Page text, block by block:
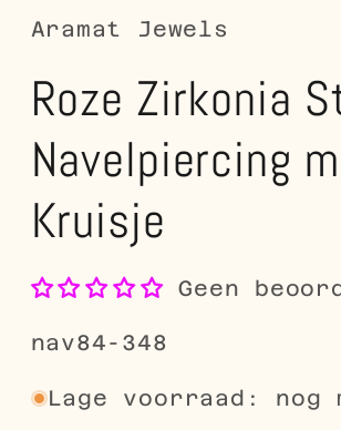
Aramat Jewels
Roze Zirkonia
Navelpiercing
Kruisje
Geen
SKU:
nav84-348
Lage voorraad: nog